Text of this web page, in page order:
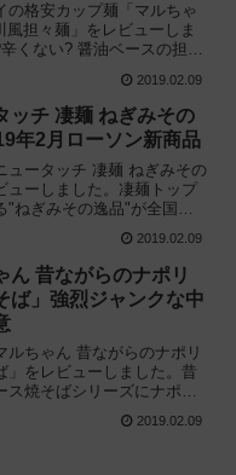
の格安カップ麺「マルちゃ
風担々麺」をレビューしま
くない? 醤油ベースの担担
型カップ麺を実際に食べて
づき評価します。
2019.02.09
ッチ 凄麺 ねぎみその
年2月ローソン新商品
ュータッチ 凄麺 ねぎみその
ューしました。凄麺トップ
"ねぎみその逸品"が全国の
うますぎるカップ麺を真剣
感想に基づき評価します。
2019.02.09
ん 昔ながらのナポリ
ば」強烈ジャンクな中
ルちゃん 昔ながらのナポリ
」をレビューしました。昔
ス焼そばシリーズにナポリ
れない個性派カップ焼そば
2019.02.09